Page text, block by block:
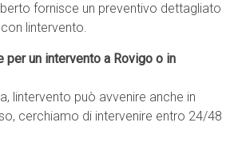
fornisce un preventivo dettagliato
lintervento.
per un intervento a Rovigo o in
lintervento può avvenire anche in
cerchiamo di intervenire entro 24/48